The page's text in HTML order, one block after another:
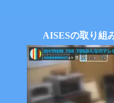
AISESの取り組